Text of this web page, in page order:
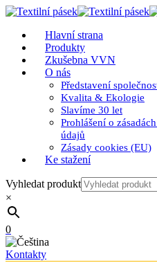
Hlavní strana
Produkty
Zkušebna VVN
O nás
Představení
Kvalita & Ekologie
Slavíme 30 let
Prohlášení o
údajů
Zásady cookies (EU)
Ke stažení
Vyhledat produkt
×
0
Kontakty